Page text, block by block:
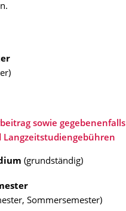
sowie gegebenenfalls
Langzeitstudiengebühren
(grundständig)
Sommersemester)